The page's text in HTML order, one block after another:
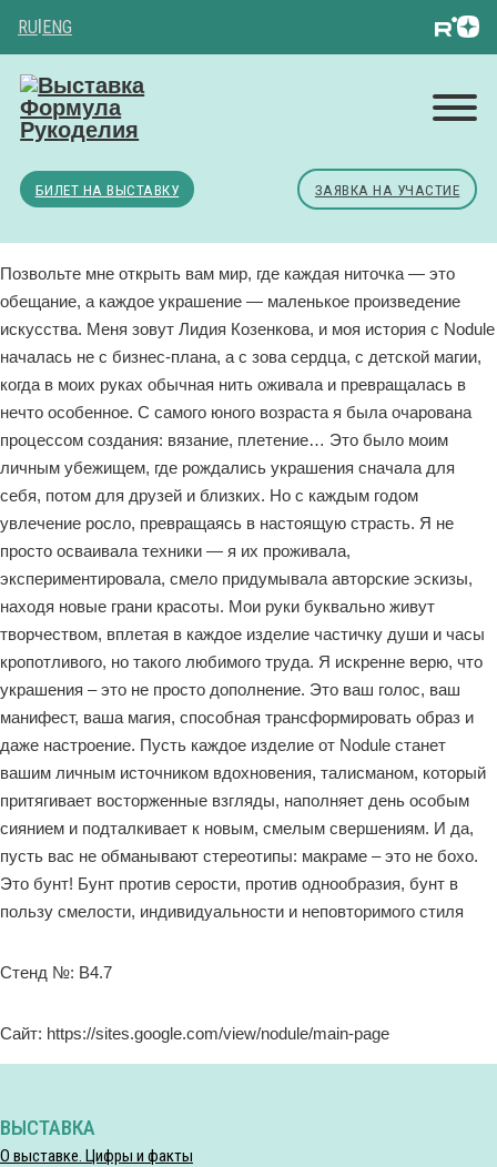
RU|ENG
БИЛЕТ НА ВЫСТАВКУ ЗАЯВКА НА УЧАСТИЕ
Позвольте мне открыть вам мир, где каждая ниточка — это
обещание, а каждое украшение — маленькое произведение
искусства. Меня зовут Лидия Козенкова, и моя история с Nodule
началась не с бизнес-плана, а с зова сердца, с детской магии,
когда в моих руках обычная нить оживала и превращалась в
нечто особенное. С самого юного возраста я была очарована
процессом создания: вязание, плетение… Это было моим
личным убежищем, где рождались украшения сначала для
себя, потом для друзей и близких. Но с каждым годом
увлечение росло, превращаясь в настоящую страсть. Я не
просто осваивала техники — я их проживала,
экспериментировала, смело придумывала авторские эскизы,
находя новые грани красоты. Мои руки буквально живут
творчеством, вплетая в каждое изделие частичку души и часы
кропотливого, но такого любимого труда. Я искренне верю, что
украшения – это не просто дополнение. Это ваш голос, ваш
манифест, ваша магия, способная трансформировать образ и
даже настроение. Пусть каждое изделие от Nodule станет
вашим личным источником вдохновения, талисманом, который
притягивает восторженные взгляды, наполняет день особым
сиянием и подталкивает к новым, смелым свершениям. И да,
пусть вас не обманывают стереотипы: макраме – это не бохо.
Это бунт! Бунт против серости, против однообразия, бунт в
пользу смелости, индивидуальности и неповторимого стиля
Стенд №: B4.7
Сайт: https://sites.google.com/view/nodule/main-page
ВЫСТАВКА
О выставке. Цифры и факты